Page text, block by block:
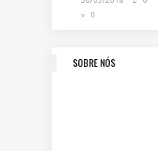
0
SOBRE NÓS